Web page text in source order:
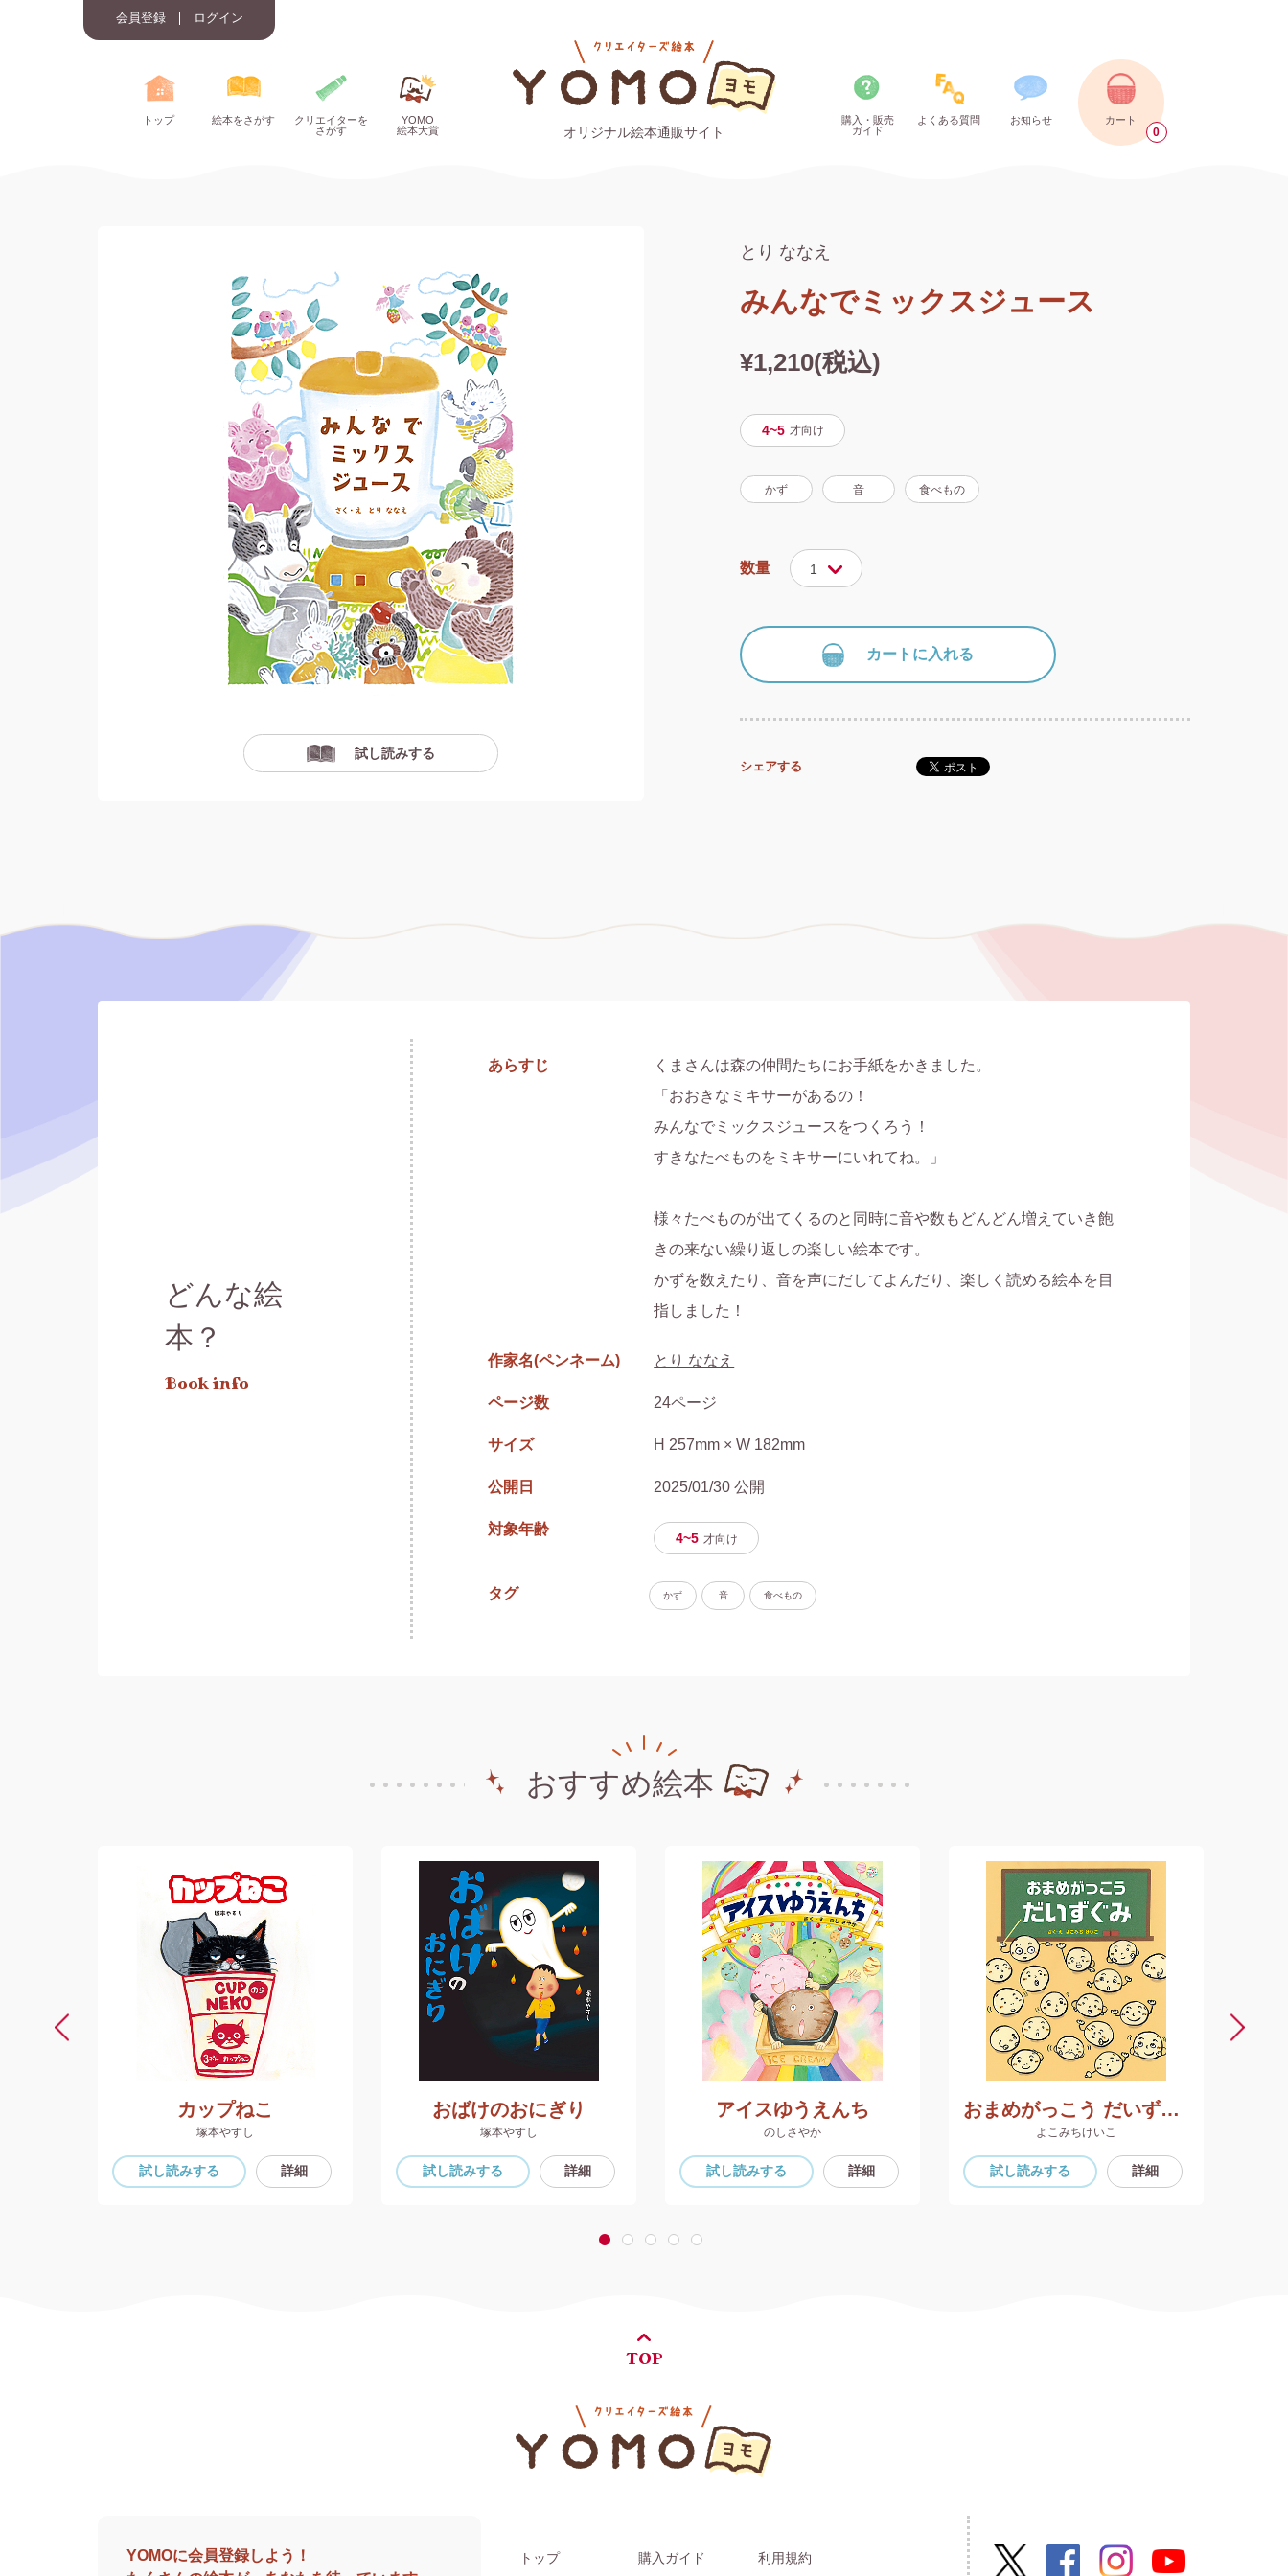
会員登録 ログイン
トップ 絵本をさがす
クリエイターを
さがす
YOMO
絵本大賞
オリジナル絵本通販サイト
購入・販売
ガイド
よくある質問 お知らせ カート
0
試し読みする
とり ななえ
みんなでミックスジュース
¥1,210(税込)
4~5 才向け
かず 音 食べもの
数量 1
カートに入れる
シェアする
どんな絵
本？
Book info
あらすじ
くまさんは森の仲間たちにお手紙をかきました。
「おおきなミキサーがあるの！
みんなでミックスジュースをつくろう！
すきなたべものをミキサーにいれてね。」
様々たべものが出てくるのと同時に音や数もどんどん増えていき飽
きの来ない繰り返しの楽しい絵本です。
かずを数えたり、音を声にだしてよんだり、楽しく読める絵本を目
作家名(ペンネーム) とり ななえ
ページ数 24ページ
サイズ H 257mm × W 182mm
公開日 2025/01/30 公開
対象年齢
4~5 才向け
タグ かず 音 食べもの
おすすめ絵本
カップねこ
塚本やすし
試し読みする 詳細
おばけのおにぎり
塚本やすし
試し読みする 詳細
アイスゆうえんち
のしさやか
試し読みする 詳細
おまめがっこう だいずぐみ
よこみちけいこ
試し読みする 詳細
1 2 3 4 5
TOP
YOMOに会員登録しよう！
トップ 購入ガイド 利用規約